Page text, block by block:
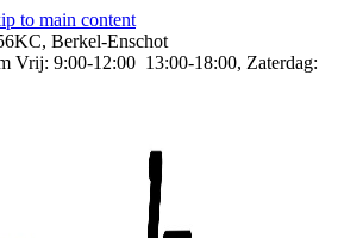
to main content
Berkel-Enschot
Vrij: 9:00-12:00 13:00-18:00, Zaterdag: